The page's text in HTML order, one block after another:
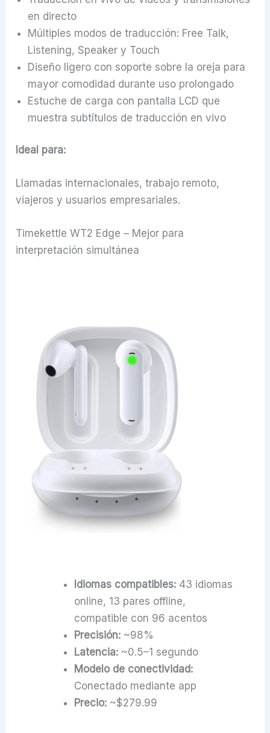
en directo
Múltiples modos de traducción: Free Talk,
Listening, Speaker y Touch
Diseño ligero con soporte sobre la oreja para
mayor comodidad durante uso prolongado
Estuche de carga con pantalla LCD que
muestra subtítulos de traducción en vivo
Ideal para:
Llamadas internacionales, trabajo remoto,
viajeros y usuarios empresariales.
Timekettle WT2 Edge – Mejor para
interpretación simultánea
Idiomas compatibles:43 idiomas
online, 13 pares offline,
compatible con 96 acentos
Precisión:~98%
Latencia:~0.5–1 segundo
Modelo de conectividad:
Conectado mediante app
Precio:~$279.99